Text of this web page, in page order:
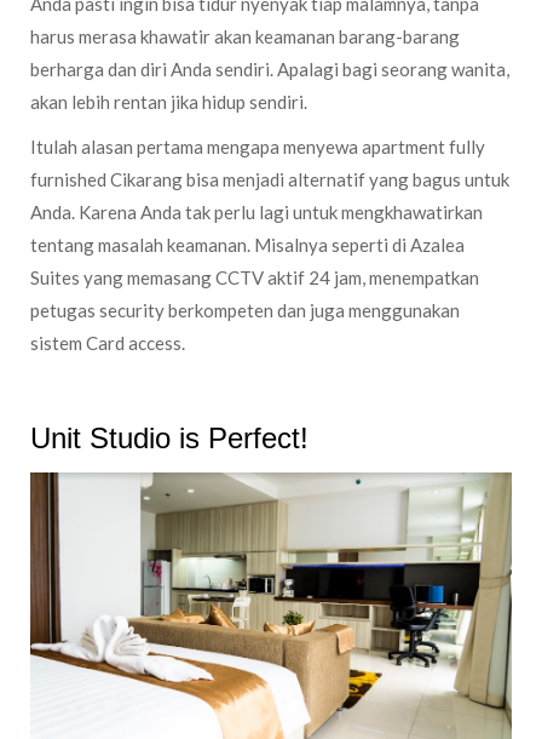
harus merasa khawatir akan keamanan barang-barang
berharga dan diri Anda sendiri. Apalagi bagi seorang wanita,
akan lebih rentan jika hidup sendiri.
Itulah alasan pertama mengapa menyewa apartment fully
furnished Cikarang bisa menjadi alternatif yang bagus untuk
Anda. Karena Anda tak perlu lagi untuk mengkhawatirkan
tentang masalah keamanan. Misalnya seperti di Azalea
Suites yang memasang CCTV aktif 24 jam, menempatkan
petugas security berkompeten dan juga menggunakan
sistem Card access.
Unit Studio is Perfect!